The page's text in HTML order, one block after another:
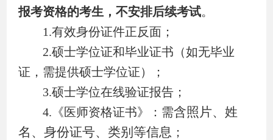
报考资格的考生，不安排后续考试。
1.有效身份证件正反面；
2.硕士学位证和毕业证书（如无毕业
证，需提供硕士学位证）；
3.硕士学位在线验证报告；
4. 《医师资格证书》：需含照片、姓
名、身份证号、类别等信息 ；